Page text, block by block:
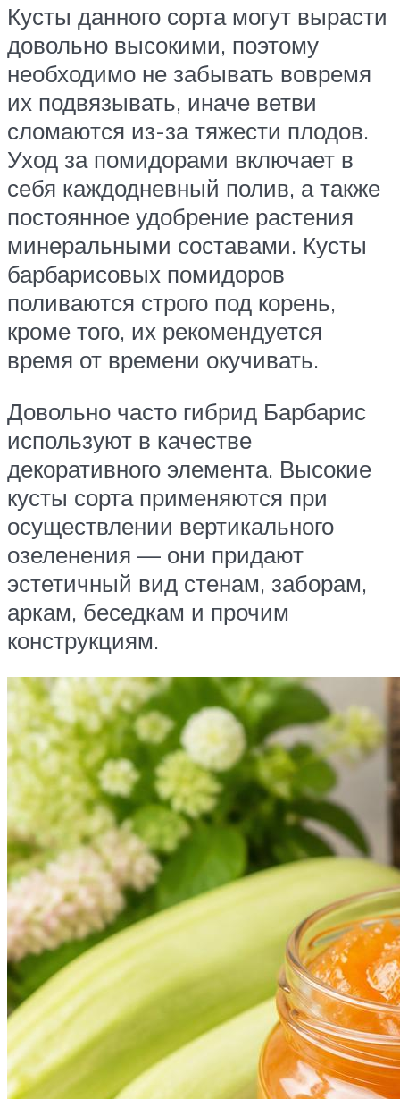
Кусты данного сорта могут вырасти
довольно высокими, поэтому
необходимо не забывать вовремя
их подвязывать, иначе ветви
сломаются из-за тяжести плодов.
Уход за помидорами включает в
себя каждодневный полив, а также
постоянное удобрение растения
минеральными составами. Кусты
барбарисовых помидоров
поливаются строго под корень,
кроме того, их рекомендуется
время от времени окучивать.
Довольно часто гибрид Барбарис
используют в качестве
декоративного элемента. Высокие
кусты сорта применяются при
осуществлении вертикального
озеленения — они придают
эстетичный вид стенам, заборам,
аркам, беседкам и прочим
конструкциям.